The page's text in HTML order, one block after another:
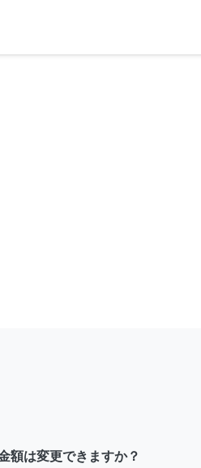
額は変更できますか？